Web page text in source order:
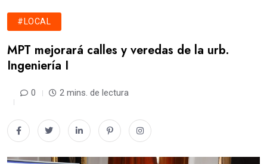
#LOCAL
MPT mejorará calles y veredas de la urb.
Ingeniería I
0 2 mins. de lectura